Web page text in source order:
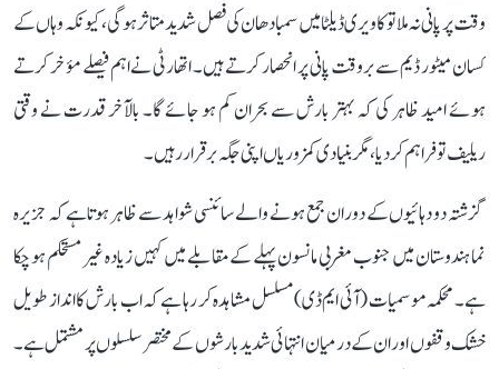
وقت پر پانی نہ ملا تو کاویری ڈیلٹا میں سمبا دھان کی فصل شدید متاثر ہوگی، کیونکہ وہاں کے
کسان میٹور ڈیم سے بروقت پانی پر انحصار کرتے ہیں۔ اتھارٹی نے اہم فیصلے مؤخر کرتے
ہوئے امید ظاہر کی کہ بہتر بارش سے بحران کم ہو جائے گا۔ بالآخر قدرت نے وقتی
ریلیف تو فراہم کر دیا، مگر بنیادی کمزوریاں اپنی جگہ برقرار رہیں۔
گزشتہ دو دہائیوں کے دوران جمع ہونے والے سائنسی شواہد سے ظاہر ہوتا ہے کہ جزیرہ
نما ہندوستان میں جنوب مغربی مانسون پہلے کے مقابلے میں کہیں زیادہ غیر مستحکم ہو چکا
ہے۔ محکمہ موسمیات (آئی ایم ڈی) مسلسل مشاہدہ کر رہا ہے کہ اب بارش کا انداز طویل
خشک وقفوں اور ان کے درمیان انتہائی شدید بارشوں کے مختصر سلسلوں پر مشتمل ہے۔